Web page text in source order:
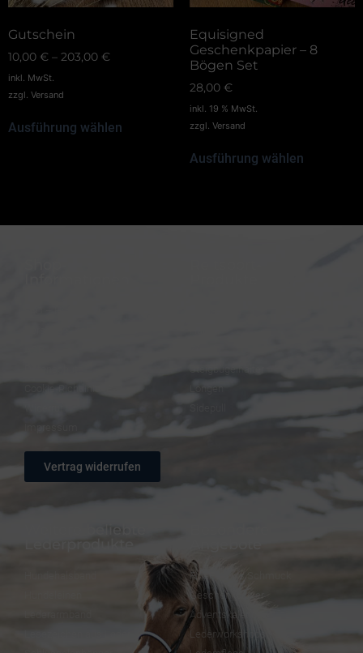
Gutschein
10,00 € – 203,00 €
inkl. MwSt.
zzgl. Versand
Ausführung wählen
Equisigned
Geschenkpapier – 8
Bögen Set
28,00 €
inkl. 19 % MwSt.
zzgl. Versand
Ausführung wählen
Vertrag widerrufen
Steigbügelhalter
FineFellows Schmuck
Geschenkpapier
Adventskalender
Lederworkshops